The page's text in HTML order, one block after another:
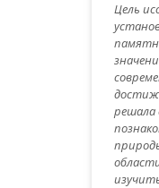
Цель
решала